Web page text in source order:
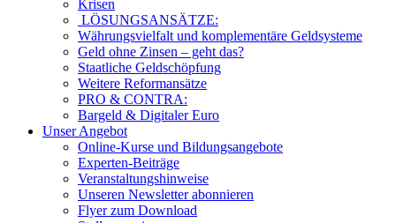
Krisen
LÖSUNGSANSÄTZE:
Währungsvielfalt und komplementäre Geldsysteme
Geld ohne Zinsen – geht das?
Staatliche Geldschöpfung
Weitere Reformansätze
PRO & CONTRA:
Bargeld & Digitaler Euro
Unser Angebot
Online-Kurse und Bildungsangebote
Experten-Beiträge
Veranstaltungshinweise
Unseren Newsletter abonnieren
Flyer zum Download